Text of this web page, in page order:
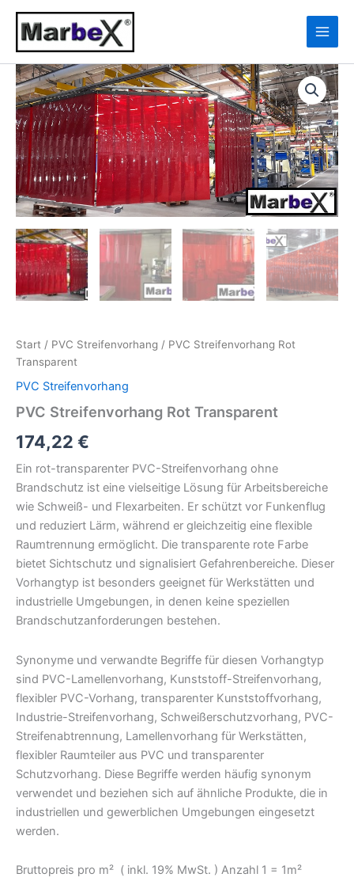
Zum
Inhalt
springen
Start / PVC Streifenvorhang / PVC Streifenvorhang Rot
Transparent
PVC Streifenvorhang
PVC Streifenvorhang Rot Transparent
174,22 €
Ein rot-transparenter PVC-Streifenvorhang ohne
Brandschutz ist eine vielseitige Lösung für Arbeitsbereiche
wie Schweiß- und Flexarbeiten. Er schützt vor Funkenflug
und reduziert Lärm, während er gleichzeitig eine flexible
Raumtrennung ermöglicht. Die transparente rote Farbe
bietet Sichtschutz und signalisiert Gefahrenbereiche. Dieser
Vorhangtyp ist besonders geeignet für Werkstätten und
industrielle Umgebungen, in denen keine speziellen
Brandschutzanforderungen bestehen.
Synonyme und verwandte Begriffe für diesen Vorhangtyp
sind PVC-Lamellenvorhang, Kunststoff-Streifenvorhang,
flexibler PVC-Vorhang, transparenter Kunststoffvorhang,
Industrie-Streifenvorhang, Schweißerschutzvorhang, PVC-
Streifenabtrennung, Lamellenvorhang für Werkstätten,
flexibler Raumteiler aus PVC und transparenter
Schutzvorhang. Diese Begriffe werden häufig synonym
verwendet und beziehen sich auf ähnliche Produkte, die in
industriellen und gewerblichen Umgebungen eingesetzt
werden.
Bruttopreis pro m² ( inkl. 19% MwSt. ) Anzahl 1 = 1m²
PVC
Streifenvorhang
Rot
Transparent
Menge